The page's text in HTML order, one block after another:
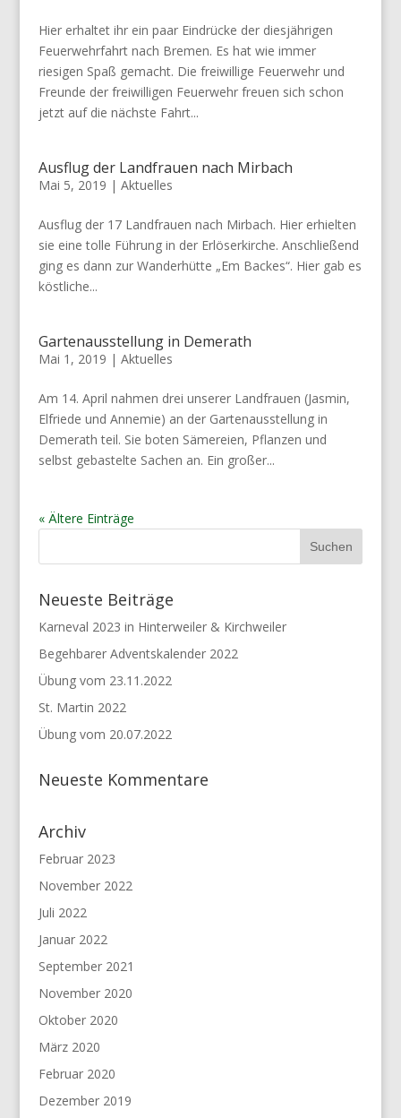
Hier erhaltet ihr ein paar Eindrücke der diesjährigen
Feuerwehrfahrt nach Bremen. Es hat wie immer
riesigen Spaß gemacht. Die freiwillige Feuerwehr und
Freunde der freiwilligen Feuerwehr freuen sich schon
jetzt auf die nächste Fahrt...
Ausflug der Landfrauen nach Mirbach
Mai 5, 2019 | Aktuelles
Ausflug der 17 Landfrauen nach Mirbach. Hier erhielten
sie eine tolle Führung in der Erlöserkirche. Anschließend
ging es dann zur Wanderhütte „Em Backes“. Hier gab es
köstliche...
Gartenausstellung in Demerath
Mai 1, 2019 | Aktuelles
Am 14. April nahmen drei unserer Landfrauen (Jasmin,
Elfriede und Annemie) an der Gartenausstellung in
Demerath teil. Sie boten Sämereien, Pflanzen und
selbst gebastelte Sachen an. Ein großer...
« Ältere Einträge
Neueste Beiträge
Karneval 2023 in Hinterweiler & Kirchweiler
Begehbarer Adventskalender 2022
Übung vom 23.11.2022
St. Martin 2022
Übung vom 20.07.2022
Neueste Kommentare
Archiv
Februar 2023
November 2022
Juli 2022
Januar 2022
September 2021
November 2020
Oktober 2020
März 2020
Februar 2020
Dezember 2019